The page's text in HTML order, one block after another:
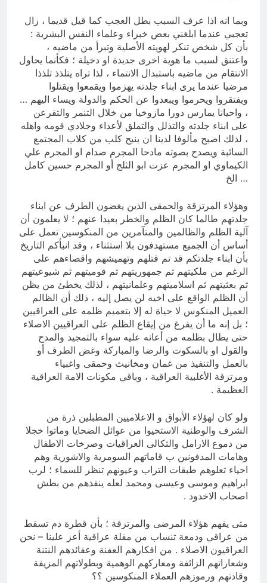
وبما انه اذا عرف السبب بطل العجب كما قيل قديما ، زال
تعجبي عندما ابلغني بعض خبراء وعلماء النفس البشرية :
بأن كل شخص تنكر لهويته الأصلية وتبرأ من ماضيه ،
واعتنق لسبب ما هوية اخرى جديدة او دخيلة ؛ فكأنما يحاول
الانتقام من ماضيه باستبدال الانتماء ، لذا تراه يتلذذ تلذذا
مرضيا عندما يرى ابناء جلدته يهزموا ويقمعوا ويقتلوا
ويفتقروا ويحرموا ويبعدوا عن الحكم والدولة ويساء اليهم …
، واحيانا يمارس دورا مازوخيا من خلال التنمر والتفرعن
على ابناء جلدته والتذلل والتملق لأعداء وجلادي قومه واهله
، لذلك اصبح مألوفا لدينا ان ينبح كلب من كلاب المجتمع
السائبة ويصدح بصوته مادحا المجرم صدام او المجرم علي
الكيماوي او المجرم عزت ابو الثلج أو المجرم حسين كامل
… الخ
وهؤلاء المرتزقة والحمقى الذين يغضون الطرف عن ابناء
جلدتهم طالما كان الظلم والخطر بعيدا عنهم ؛ لا يعلمون أن
آلية الظلم والظالمين والمتآمرين من المنكوسين تعمل على
أساس أن الجميع مستهدفون بلا استثناء ، وقد انبأكم التاريخ
بأن ابناء جلدتكم قد تم قتلهم وتهميشهم واقصاءهم على
الرغم من ملكيتهم ثم جمهوريتهم ثم قوميتهم ثم شيوعيتهم
ثم بعثيتهم ثم اسلاميتهم وعلمانيتهم ، لذلك يخطئ من يظن
أن الظلم الواقع على اخيه لن يصل إليه ، ذلك أن الظالم
العميل المنكوس لا حياة له إلا بتعميم ظلمه على العراقيين
؛ بل إنه ما أن يفرغ من إيقاع الظلم على العراقيين الاصلاء
حتى يطال بظلمه من أعانه عليه سواء بالتمجيد والمدح
والقول او بالسكوت والرضا والمباركة وغض الطرف أو
بالعمل والتنفيذ من غمان ومخانيث وحمقى واغبياء
ومرتزقة الأغلبية العراقية ، وباقي مكونات الامة العراقية
العظيمة .
ولو كان لهؤلاء الأبواق و الاعلاميين المطبلين ذرة من
الشرف والوطنية الاستحيوا من عوائل الضحايا وماتوا خجلا
من دموع الارامل والثكالى العراقيات وصرخات الاطفال
وهامات المدفونين ب قاماتهم السومرية والاشورية وهم
احياء تعلوهم طبقات التراب وعيونهم تنظر للسماء ؛ لرب
ابراهيم وموسى وعيسی ومحمد لعله ينقذهم من بطش
اصحاب الاخدود .
متى يفهم هؤلاء المرضى والمرتزقة ؛ بأن قطرة دم تسقط
من عراقي ودمعة تنساب من مقلة عراقية أعز علينا – نحن
العراقيون الاصلاء . من افكارهم العفنة وعقائدهم النتنة
وشعاراتهم الزائفة ومعاركهم الوهمية وبطولاتهم المزيفة
وقادتهم ورموزهم العملاء المنكوسين ؟؟